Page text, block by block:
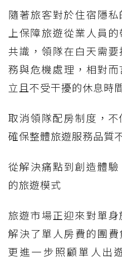
隨著旅客對於住宿隱
上保障旅遊從業人員
共識，領隊在白天需
務與危機處理，相對
立且不受干擾的休息時
取消領隊配房制度，
確保整體旅遊服務品質
從解決痛點到創造體
的旅遊模式
旅遊市場正迎來對單身
解決了單人房費的團費
更進一步照顧單人出